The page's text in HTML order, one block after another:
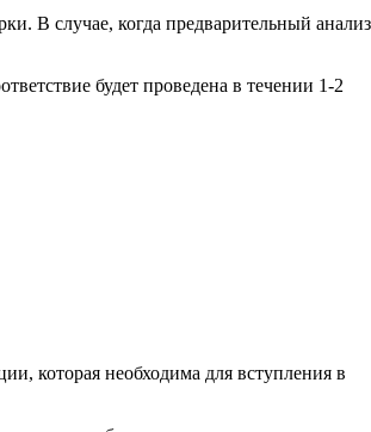
В случае, когда предварительный анализ
будет проведена в течении 1-2
которая необходима для вступления в